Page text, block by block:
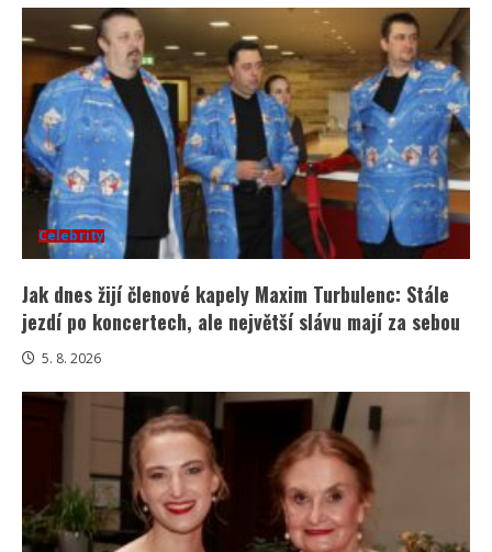
Celebrity
Jak dnes žijí členové kapely Maxim Turbulenc: Stále
jezdí po koncertech, ale největší slávu mají za sebou
5. 8. 2026